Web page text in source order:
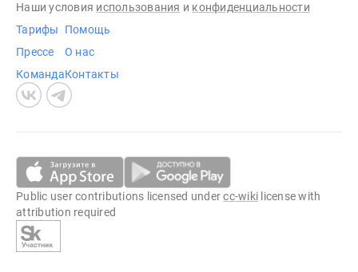
Наши условия использования и конфиденциальности
Тарифы
Прессе
Команда
Помощь
О нас
Контакты
Public user contributions licensed undercc-wiki license with
attribution required